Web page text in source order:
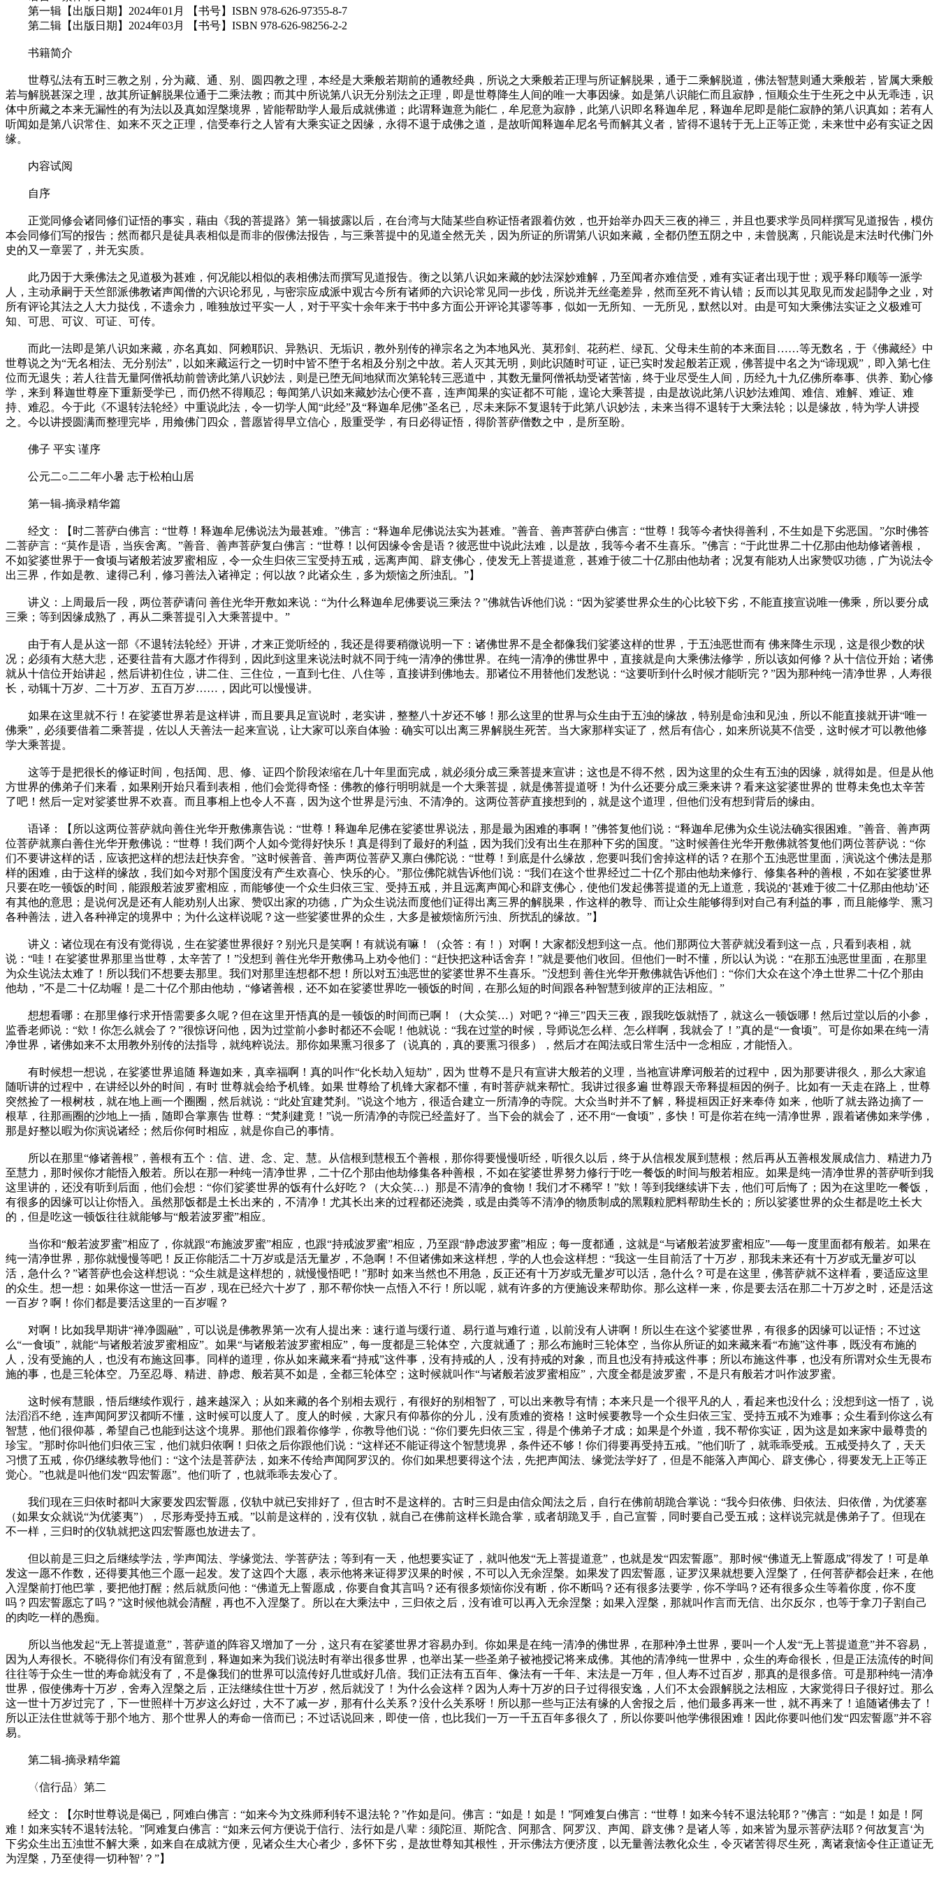
第一辑【出版日期】2024年01月 【书号】ISBN 978-626-97355-8-7
第二辑【出版日期】2024年03月 【书号】ISBN 978-626-98256-2-2
书籍简介
世尊弘法有五时三教之别，分为藏、通、别、圆四教之理，本经是大乘般若期前的通教经典，所说之大乘般若正理与所证解脱果，通于二乘解脱道，佛法智慧则通大乘般若，皆属大乘般
若与解脱甚深之理，故其所证解脱果位通于二乘法教；而其中所说第八识无分别法之正理，即是世尊降生人间的唯一大事因缘。如是第八识能仁而且寂静，恒顺众生于生死之中从无乖违，识
体中所藏之本来无漏性的有为法以及真如涅槃境界，皆能帮助学人最后成就佛道；此谓释迦意为能仁，牟尼意为寂静，此第八识即名释迦牟尼，释迦牟尼即是能仁寂静的第八识真如；若有人
听闻如是第八识常住、如来不灭之正理，信受奉行之人皆有大乘实证之因缘，永得不退于成佛之道，是故听闻释迦牟尼名号而解其义者，皆得不退转于无上正等正觉，未来世中必有实证之因
缘。
内容试阅
自序
正觉同修会诸同修们证悟的事实，藉由《我的菩提路》第一辑披露以后，在台湾与大陆某些自称证悟者跟着仿效，也开始举办四天三夜的禅三，并且也要求学员同样撰写见道报告，模仿
本会同修们写的报告；然而都只是徒具表相似是而非的假佛法报告，与三乘菩提中的见道全然无关，因为所证的所谓第八识如来藏，全都仍堕五阴之中，未曾脱离，只能说是末法时代佛门外
史的又一章罢了，并无实质。
此乃因于大乘佛法之见道极为甚难，何况能以相似的表相佛法而撰写见道报告。衡之以第八识如来藏的妙法深妙难解，乃至闻者亦难信受，难有实证者出现于世；观乎释印顺等一派学
人，主动承嗣于天竺部派佛教诸声闻僧的六识论邪见，与密宗应成派中观古今所有诸师的六识论常见同一步伐，所说并无丝毫差异，然而至死不肯认错；反而以其见取见而发起鬪争之业，对
所有评论其法之人大力挞伐，不遗余力，唯独放过平实一人，对于平实十余年来于书中多方面公开评论其谬等事，似如一无所知、一无所见，默然以对。由是可知大乘佛法实证之义极难可
知、可思、可议、可证、可传。
而此一法即是第八识如来藏，亦名真如、阿赖耶识、异熟识、无垢识，教外别传的禅宗名之为本地风光、莫邪剑、花药栏、绿瓦、父母未生前的本来面目……等无数名，于《佛藏经》中
世尊说之为“无名相法、无分别法”，以如来藏运行之一切时中皆不堕于名相及分别之中故。若人灭其无明，则此识随时可证，证已实时发起般若正观，佛菩提中名之为“谛现观”，即入第七住
位而无退失；若人往昔无量阿僧祇劫前曾谤此第八识妙法，则是已堕无间地狱而次第轮转三恶道中，其数无量阿僧祇劫受诸苦恼，终于业尽受生人间，历经九十九亿佛所奉事、供养、勤心修
学，来到 释迦世尊座下重新受学已，而仍然不得顺忍；每闻第八识如来藏妙法心便不喜，连声闻果的实证都不可能，遑论大乘菩提，由是故说此第八识妙法难闻、难信、难解、难证、难
持、难忍。今于此《不退转法轮经》中重说此法，令一切学人闻“此经”及“释迦牟尼佛”圣名已，尽未来际不复退转于此第八识妙法，未来当得不退转于大乘法轮；以是缘故，特为学人讲授
之。今以讲授圆满而整理完毕，用飨佛门四众，普愿皆得早立信心，殷重受学，有日必得证悟，得阶菩萨僧数之中，是所至盼。
佛子 平实 谨序
公元二○二二年小暑 志于松柏山居
第一辑-摘录精华篇
经文：【时二菩萨白佛言：“世尊！释迦牟尼佛说法为最甚难。”佛言：“释迦牟尼佛说法实为甚难。”善音、善声菩萨白佛言：“世尊！我等今者快得善利，不生如是下劣恶国。”尔时佛答
二菩萨言：“莫作是语，当疾舍离。”善音、善声菩萨复白佛言：“世尊！以何因缘令舍是语？彼恶世中说此法难，以是故，我等今者不生喜乐。”佛言：“于此世界二十亿那由他劫修诸善根，
不如娑婆世界于一食顷与诸般若波罗蜜相应，令一众生归依三宝受持五戒，远离声闻、辟支佛心，使发无上菩提道意，甚难于彼二十亿那由他劫者；况复有能劝人出家赞叹功德，广为说法令
出三界，作如是教、逮得己利，修习善法入诸禅定；何以故？此诸众生，多为烦恼之所浊乱。”】
讲义：上周最后一段，两位菩萨请问 善住光华开敷如来说：“为什么释迦牟尼佛要说三乘法？”佛就告诉他们说：“因为娑婆世界众生的心比较下劣，不能直接宣说唯一佛乘，所以要分成
三乘；等到因缘成熟了，再从二乘菩提引入大乘菩提中。”
由于有人是从这一部《不退转法轮经》开讲，才来正觉听经的，我还是得要稍微说明一下：诸佛世界不是全都像我们娑婆这样的世界，于五浊恶世而有 佛来降生示现，这是很少数的状
况；必须有大慈大悲，还要往昔有大愿才作得到，因此到这里来说法时就不同于纯一清净的佛世界。在纯一清净的佛世界中，直接就是向大乘佛法修学，所以该如何修？从十信位开始；诸佛
就从十信位开始讲起，然后讲初住位，讲二住、三住位，一直到七住、八住等，直接讲到佛地去。那诸位不用替他们发愁说：“这要听到什么时候才能听完？”因为那种纯一清净世界，人寿很
长，动辄十万岁、二十万岁、五百万岁……，因此可以慢慢讲。
如果在这里就不行！在娑婆世界若是这样讲，而且要具足宣说时，老实讲，整整八十岁还不够！那么这里的世界与众生由于五浊的缘故，特别是命浊和见浊，所以不能直接就开讲“唯一
佛乘”，必须要借着二乘菩提，佐以人天善法一起来宣说，让大家可以亲自体验：确实可以出离三界解脱生死苦。当大家那样实证了，然后有信心，如来所说莫不信受，这时候才可以教他修
学大乘菩提。
这等于是把很长的修证时间，包括闻、思、修、证四个阶段浓缩在几十年里面完成，就必须分成三乘菩提来宣讲；这也是不得不然，因为这里的众生有五浊的因缘，就得如是。但是从他
方世界的佛弟子们来看，如果刚开始只看到表相，他们会觉得奇怪：佛教的修行明明就是一个大乘菩提，就是佛菩提道呀！为什么还要分成三乘来讲？看来这娑婆世界的 世尊未免也太辛苦
了吧！然后一定对娑婆世界不欢喜。而且事相上也令人不喜，因为这个世界是污浊、不清净的。这两位菩萨直接想到的，就是这个道理，但他们没有想到背后的缘由。
语译：【所以这两位菩萨就向善住光华开敷佛禀告说：“世尊！释迦牟尼佛在娑婆世界说法，那是最为困难的事啊！”佛答复他们说：“释迦牟尼佛为众生说法确实很困难。”善音、善声两
位菩萨就禀白善住光华开敷佛说：“世尊！我们两个人如今觉得好快乐！真是得到了最好的利益，因为我们没有出生在那种下劣的国度。”这时候善住光华开敷佛就答复他们两位菩萨说：“你
们不要讲这样的话，应该把这样的想法赶快弃舍。”这时候善音、善声两位菩萨又禀白佛陀说：“世尊！到底是什么缘故，您要叫我们舍掉这样的话？在那个五浊恶世里面，演说这个佛法是那
样的困难，由于这样的缘故，我们如今对那个国度没有产生欢喜心、快乐的心。”那位佛陀就告诉他们说：“我们在这个世界经过二十亿个那由他劫来修行、修集各种的善根，不如在娑婆世界
只要在吃一顿饭的时间，能跟般若波罗蜜相应，而能够使一个众生归依三宝、受持五戒，并且远离声闻心和辟支佛心，使他们发起佛菩提道的无上道意，我说的‘甚难于彼二十亿那由他劫’还
有其他的意思；是说何况是还有人能劝别人出家、赞叹出家的功德，广为众生说法而度他们证得出离三界的解脱果，作这样的教导、而让众生能够得到对自己有利益的事，而且能修学、熏习
各种善法，进入各种禅定的境界中；为什么这样说呢？这一些娑婆世界的众生，大多是被烦恼所污浊、所扰乱的缘故。”】
讲义：诸位现在有没有觉得说，生在娑婆世界很好？别光只是笑啊！有就说有嘛！（众答：有！）对啊！大家都没想到这一点。他们那两位大菩萨就没看到这一点，只看到表相，就
说：“哇！在娑婆世界那里当世尊，太辛苦了！”没想到 善住光华开敷佛马上劝令他们：“赶快把这种话舍弃！”就是要他们收回。但他们一时不懂，所以认为说：“在那五浊恶世里面，在那里
为众生说法太难了！所以我们不想要去那里。我们对那里连想都不想！所以对五浊恶世的娑婆世界不生喜乐。”没想到 善住光华开敷佛就告诉他们：“你们大众在这个净土世界二十亿个那由
他劫，”不是二十亿劫喔！是二十亿个那由他劫，“修诸善根，还不如在娑婆世界吃一顿饭的时间，在那么短的时间跟各种智慧到彼岸的正法相应。”
想想看哪：在那里修行求开悟需要多久呢？但在这里开悟真的是一顿饭的时间而已啊！（大众笑…）对吧？“禅三”四天三夜，跟我吃饭就悟了，就这么一顿饭哪！然后过堂以后的小参，
监香老师说：“欸！你怎么就会了？”很惊讶问他，因为过堂前小参时都还不会呢！他就说：“我在过堂的时候，导师说怎么样、怎么样啊，我就会了！”真的是“一食顷”。可是你如果在纯一清
净世界，诸佛如来不太用教外别传的法指导，就纯粹说法。那你如果熏习很多了（说真的，真的要熏习很多），然后才在闻法或日常生活中一念相应，才能悟入。
有时候想一想说，在娑婆世界追随 释迦如来，真幸福啊！真的叫作“化长劫入短劫”，因为 世尊不是只有宣讲大般若的义理，当祂宣讲摩诃般若的过程中，因为那要讲很久，那么大家追
随听讲的过程中，在讲经以外的时间，有时 世尊就会给予机锋。如果 世尊给了机锋大家都不懂，有时菩萨就来帮忙。我讲过很多遍 世尊跟天帝释提桓因的例子。比如有一天走在路上，世尊
突然捡了一根树枝，就在地上画一个圈圈，然后就说：“此处宜建梵刹。”说这个地方，很适合建立一所清净的寺院。大众当时并不了解，释提桓因正好来奉侍 如来，他听了就去路边摘了一
根草，往那画圈的沙地上一插，随即合掌禀告 世尊：“梵刹建竟！”说一所清净的寺院已经盖好了。当下会的就会了，还不用“一食顷”，多快！可是你若在纯一清净世界，跟着诸佛如来学佛，
那是好整以暇为你演说诸经；然后你何时相应，就是你自己的事情。
所以在那里“修诸善根”，善根有五个：信、进、念、定、慧。从信根到慧根五个善根，那你得要慢慢听经，听很久以后，终于从信根发展到慧根；然后再从五善根发展成信力、精进力乃
至慧力，那时候你才能悟入般若。所以在那一种纯一清净世界，二十亿个那由他劫修集各种善根，不如在娑婆世界努力修行于吃一餐饭的时间与般若相应。如果是纯一清净世界的菩萨听到我
这里讲的，还没有听到后面，他们会想：“你们娑婆世界的饭有什么好吃？（大众笑…）那是不清净的食物！我们才不稀罕！”欸！等到我继续讲下去，他们可后悔了；因为在这里吃一餐饭，
有很多的因缘可以让你悟入。虽然那饭都是土长出来的，不清净！尤其长出来的过程都还浇粪，或是由粪等不清净的物质制成的黑颗粒肥料帮助生长的；所以娑婆世界的众生都是吃土长大
的，但是吃这一顿饭往往就能够与“般若波罗蜜”相应。
当你和“般若波罗蜜”相应了，你就跟“布施波罗蜜”相应，也跟“持戒波罗蜜”相应，乃至跟“静虑波罗蜜”相应；每一度都通，这就是“与诸般若波罗蜜相应”──每一度里面都有般若。如果在
纯一清净世界，那你就慢慢等吧！反正你能活二十万岁或是活无量岁，不急啊！不但诸佛如来这样想，学的人也会这样想：“我这一生目前活了十万岁，那我未来还有十万岁或无量岁可以
活，急什么？”诸菩萨也会这样想说：“众生就是这样想的，就慢慢悟吧！”那时 如来当然也不用急，反正还有十万岁或无量岁可以活，急什么？可是在这里，佛菩萨就不这样看，要适应这里
的众生。想一想：如果你这一世活一百岁，现在已经六十岁了，那不帮你快一点悟入不行！所以呢，就有许多的方便施设来帮助你。那么这样一来，你是要去活在那二十万岁之时，还是活这
一百岁？啊！你们都是要活这里的一百岁喔？
对啊！比如我早期讲“禅净圆融”，可以说是佛教界第一次有人提出来：速行道与缓行道、易行道与难行道，以前没有人讲啊！所以生在这个娑婆世界，有很多的因缘可以证悟；不过这
么“一食顷”，就能“与诸般若波罗蜜相应”。如果“与诸般若波罗蜜相应”，每一度都是三轮体空，六度就通了；那么布施时三轮体空，当你从所证的如来藏来看“布施”这件事，既没有布施的
人，没有受施的人，也没有布施这回事。同样的道理，你从如来藏来看“持戒”这件事，没有持戒的人，没有持戒的对象，而且也没有持戒这件事；所以布施这件事，也没有所谓对众生无畏布
施的事，也是三轮体空。乃至忍辱、精进、静虑、般若莫不如是，全都三轮体空；这时候就叫作“与诸般若波罗蜜相应”，六度全都是波罗蜜，不是只有般若才叫作波罗蜜。
这时候有慧眼，悟后继续作观行，越来越深入；从如来藏的各个别相去观行，有很好的别相智了，可以出来教导有情；本来只是一个很平凡的人，看起来也没什么；没想到这一悟了，说
法滔滔不绝，连声闻阿罗汉都听不懂，这时候可以度人了。度人的时候，大家只有仰慕你的分儿，没有质难的资格！这时候要教导一个众生归依三宝、受持五戒不为难事；众生看到你这么有
智慧，他们很仰慕，希望自己也能到达这个境界。那他们跟着你修学，你教导他们说：“你们要先归依三宝，得是个佛弟子才成；如果是个外道，我不帮你实证，因为这是如来家中最尊贵的
珍宝。”那时你叫他们归依三宝，他们就归依啊！归依之后你跟他们说：“这样还不能证得这个智慧境界，条件还不够！你们得要再受持五戒。”他们听了，就乖乖受戒。五戒受持久了，天天
习惯了五戒，你仍继续教导他们：“这个法是菩萨法，如来不传给声闻阿罗汉的。你们如果想要得这个法，先把声闻法、缘觉法学好了，但是不能落入声闻心、辟支佛心，得要发无上正等正
觉心。”也就是叫他们发“四宏誓愿”。他们听了，也就乖乖去发心了。
我们现在三归依时都叫大家要发四宏誓愿，仪轨中就已安排好了，但古时不是这样的。古时三归是由信众闻法之后，自行在佛前胡跪合掌说：“我今归依佛、归依法、归依僧，为优婆塞
（如果女众就说“为优婆夷”），尽形寿受持五戒。”以前是这样的，没有仪轨，就自己在佛前这样长跪合掌，或者胡跪叉手，自己宣誓，同时要自己受五戒；这样说完就是佛弟子了。但现在
不一样，三归时的仪轨就把这四宏誓愿也放进去了。
但以前是三归之后继续学法，学声闻法、学缘觉法、学菩萨法；等到有一天，他想要实证了，就叫他发“无上菩提道意”，也就是发“四宏誓愿”。那时候“佛道无上誓愿成”得发了！可是单
发这一愿不作数，还得要其他三个愿一起发。发了这四个大愿，表示他将来证得罗汉果的时候，不可以入无余涅槃。如果发了四宏誓愿，证罗汉果就想要入涅槃了，任何菩萨都会赶来，在他
入涅槃前打他巴掌，要把他打醒；然后就质问他：“佛道无上誓愿成，你要自食其言吗？还有很多烦恼你没有断，你不断吗？还有很多法要学，你不学吗？还有很多众生等着你度，你不度
吗？四宏誓愿忘了吗？”这时候他就会清醒，再也不入涅槃了。所以在大乘法中，三归依之后，没有谁可以再入无余涅槃；如果入涅槃，那就叫作言而无信、出尔反尔，也等于拿刀子割自己
的肉吃一样的愚痴。
所以当他发起“无上菩提道意”，菩萨道的阵容又增加了一分，这只有在娑婆世界才容易办到。你如果是在纯一清净的佛世界，在那种净土世界，要叫一个人发“无上菩提道意”并不容易，
因为人寿很长。不晓得你们有没有留意到，释迦如来为我们说法时有举出很多世界，也举出某一些圣弟子被祂授记将来成佛。其他的清净纯一世界中，众生的寿命很长，但是正法流传的时间
往往等于众生一世的寿命就没有了，不是像我们的世界可以流传好几世或好几倍。我们正法有五百年、像法有一千年、末法是一万年，但人寿不过百岁，那真的是很多倍。可是那种纯一清净
世界，假使佛寿十万岁，舍寿入涅槃之后，正法继续住世十万岁，然后就没了！为什么会这样？因为人寿十万岁的日子过得很安逸，人们不太会跟解脱之法相应，大家觉得日子很好过。那么
这一世十万岁过完了，下一世照样十万岁这么好过，大不了减一岁，那有什么关系？没什么关系呀！所以那一些与正法有缘的人舍报之后，他们最多再来一世，就不再来了！追随诸佛去了！
所以正法住世就等于那个地方、那个世界人的寿命一倍而已；不过话说回来，即使一倍，也比我们一万一千五百年多很久了，所以你要叫他学佛很困难！因此你要叫他们发“四宏誓愿”并不容
易。
第二辑-摘录精华篇
〈信行品〉第二
经文：【尔时世尊说是偈已，阿难白佛言：“如来今为文殊师利转不退法轮？”作如是问。佛言：“如是！如是！”阿难复白佛言：“世尊！如来今转不退法轮耶？”佛言：“如是！如是！阿
难！如来实转不退转法轮。”阿难复白佛言：“如来云何方便说于信行、法行如是八辈：须陀洹、斯陀含、阿那含、阿罗汉、声闻、辟支佛？是诸人等，如来皆为显示菩萨法耶？何故复言‘为
下劣众生出五浊世不解大乘，如来自在成就方便，见诸众生大心者少，多怀下劣，是故世尊知其根性，开示佛法方便济度，以无量善法教化众生，令灭诸苦得尽生死，离诸衰恼令住正道证无
为涅槃，乃至使得一切种智’？”】